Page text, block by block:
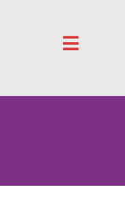
Toggle